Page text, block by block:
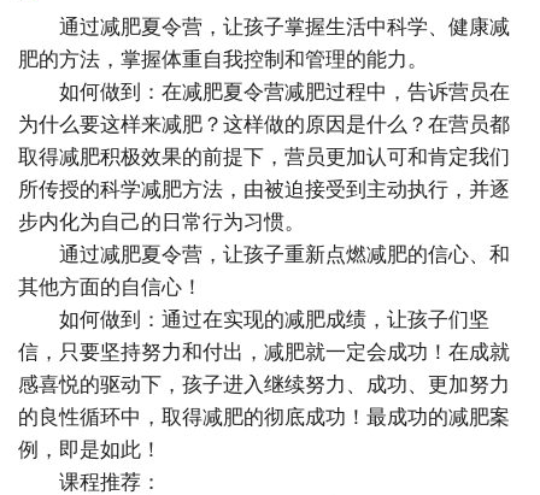
通过减肥夏令营，让孩子掌握生活中科学、健康减
肥的方法，掌握体重自我控制和管理的能力。
如何做到：在减肥夏令营减肥过程中，告诉营员在
为什么要这样来减肥？这样做的原因是什么？在营员都
取得减肥积极效果的前提下，营员更加认可和肯定我们
所传授的科学减肥方法，由被迫接受到主动执行，并逐
步内化为自己的日常行为习惯。
通过减肥夏令营，让孩子重新点燃减肥的信心、和
其他方面的自信心！
如何做到：通过在实现的减肥成绩，让孩子们坚
信，只要坚持努力和付出，减肥就一定会成功！在成就
感喜悦的驱动下，孩子进入继续努力、成功、更加努力
的良性循环中，取得减肥的彻底成功！最成功的减肥案
例，即是如此！
课程推荐：